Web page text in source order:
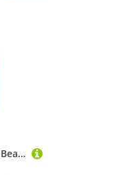
ARENA Herren Solid Boxer Beach Shorts